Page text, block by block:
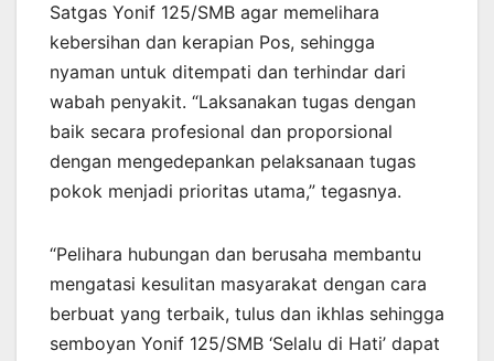
Satgas Yonif 125/SMB agar memelihara
kebersihan dan kerapian Pos, sehingga
nyaman untuk ditempati dan terhindar dari
wabah penyakit. “Laksanakan tugas dengan
baik secara profesional dan proporsional
dengan mengedepankan pelaksanaan tugas
pokok menjadi prioritas utama,” tegasnya.
“Pelihara hubungan dan berusaha membantu
mengatasi kesulitan masyarakat dengan cara
berbuat yang terbaik, tulus dan ikhlas sehingga
semboyan Yonif 125/SMB ‘Selalu di Hati’ dapat